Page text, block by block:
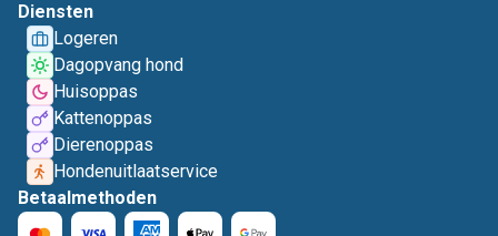
Diensten
Logeren
Dagopvang hond
Huisoppas
Kattenoppas
Dierenoppas
Hondenuitlaatservice
Betaalmethoden